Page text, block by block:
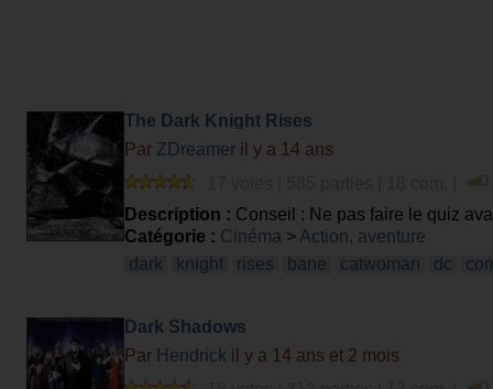
The Dark Knight Rises
Par ZDreamer il y a 14 ans
Description : Conseil : Ne pas faire le quiz
Catégorie : Cinéma > Action, aventure
dark
knight rises bane catwoman dc
Dark Shadows
Par Hendrick il y a 14 ans et 2 mois